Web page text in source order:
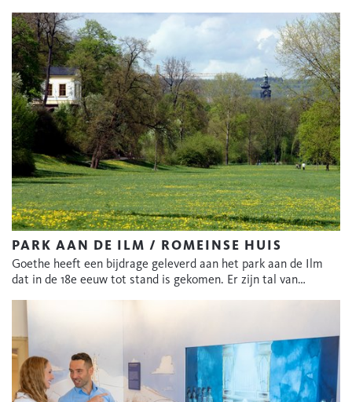
PARK AAN DE ILM / ROMEINSE HUIS
Goethe heeft een bijdrage geleverd aan het park aan de Ilm
dat in de 18e eeuw tot stand is gekomen. Er zijn tal van…